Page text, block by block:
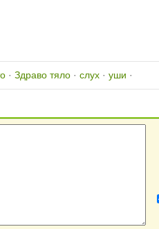
· Здраво тяло · слух · уши ·